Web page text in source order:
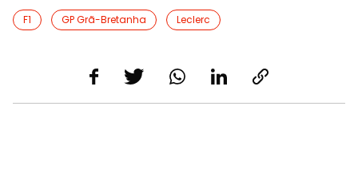
F1 GP Grã-Bretanha Leclerc